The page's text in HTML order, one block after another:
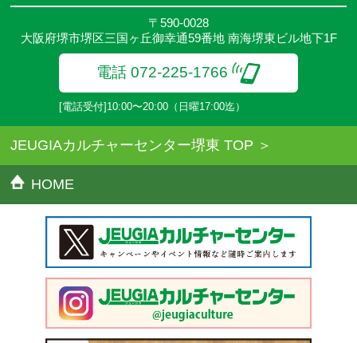
だきます。
〒590-0028
大阪府堺市堺区三国ヶ丘御幸通59番地 南海堺東ビル地下1F
電話 072-225-1766
[電話受付]10:00〜20:00（日曜17:00迄）
JEUGIAカルチャーセンター堺東 TOP
HOME